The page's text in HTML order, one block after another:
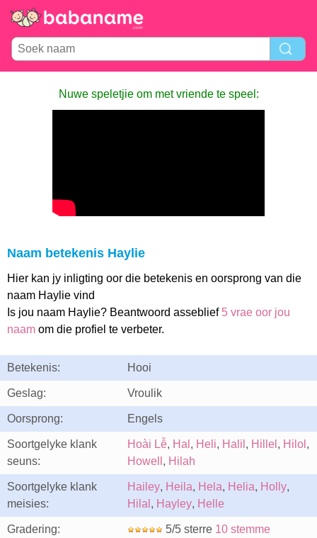
Nuwe speletjie om met vriende te speel:
Naam betekenis Haylie
Hier kan jy inligting oor die betekenis en oorsprong van die
naam Haylie vind
Is jou naam Haylie? Beantwoord asseblief 5 vrae oor jou
naam om die profiel te verbeter.
Betekenis: Hooi
Geslag: Vroulik
Oorsprong: Engels
Soortgelyke klank
seuns:
Hoài Lễ, Hal , Heli, Halil , Hillel , Hilol ,
Howell , Hilah
Soortgelyke klank
meisies:
Hailey, Heila, Hela, Helia, Holly,
Hilal , Hayley, Helle
Gradering: 5/5 sterre 10 stemme